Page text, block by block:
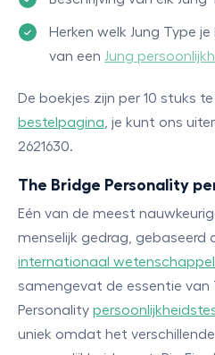
Herken welk Jung Type
van een Jung
De boekjes zijn per 10 stuks
bestelpagina , je kunt ons
2621630.
The Bridge Personality
Eén van de meest
menselijk gedrag, gebaseerd
internationaal
samengevat de essentie van
Personality
uniek omdat het